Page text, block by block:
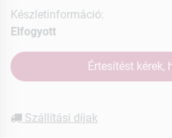
Készletinformáció:
Elfogyott
Értesítést kérek,
Szállítási díjak